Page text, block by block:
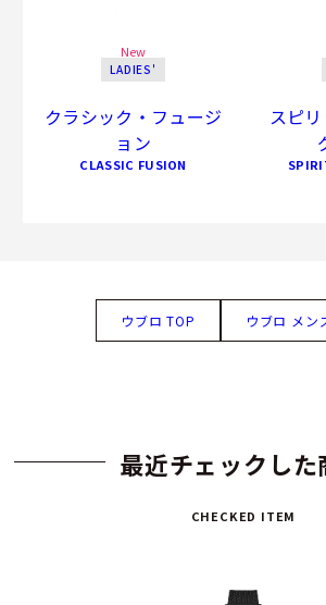
New
LADIES'
クラシック・フュージ
ョン
CLASSIC FUSION
スピ
ウブロ TOP ウブロ メン
最近チェックした
CHECKED ITEM